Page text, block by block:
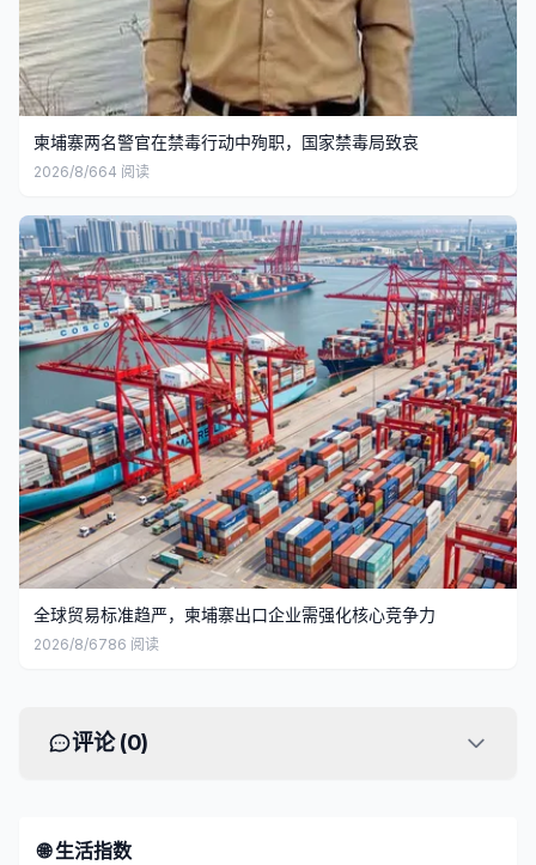
柬埔寨两名警官在禁毒行动中殉职，国家禁毒局致哀
2026/8/664 阅读
全球贸易标准趋严，柬埔寨出口企业需强化核心竞争力
2026/8/6786 阅读
评论 (0)
🌐 生活指数